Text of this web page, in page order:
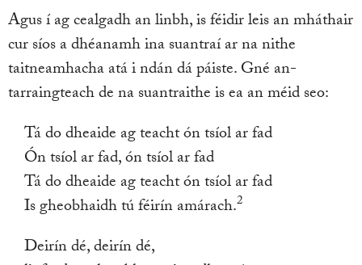
Agus í ag cealgadh an linbh, is féidir leis an mháthair
cur síos a dhéanamh ina suantraí ar na nithe
taitneamhacha atá i ndán dá páiste. Gné an-
tarraingteach de na suantraithe is ea an méid seo:
Tá do dheaide ag teacht ón tsíol ar fad
Ón tsíol ar fad, ón tsíol ar fad
Tá do dheaide ag teacht ón tsíol ar fad
Is gheobhaidh tú féirín amárach.2
Deirín dé, deirín dé,